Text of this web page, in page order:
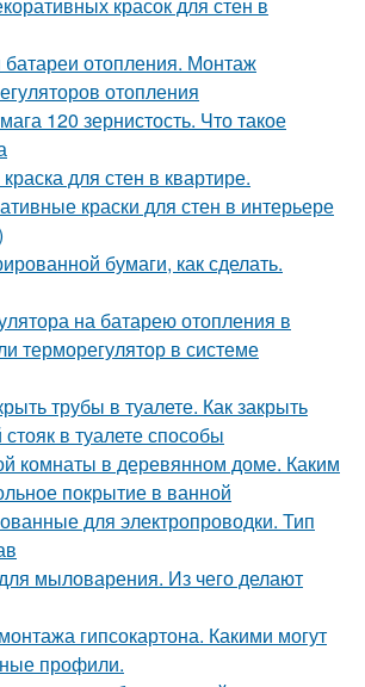
батареи отопления. Монтаж
отопления
120 зернистость. Что такое
для стен в квартире.
краски для стен в интерьере
бумаги, как сделать.
на батарею отопления в
терморегулятор в системе
трубы в туалете. Как закрыть
в туалете способы
комнаты в деревянном доме. Каким
покрытие в ванной
для электропроводки. Тип
мыловарения. Из чего делают
гипсокартона. Какими могут
профили.